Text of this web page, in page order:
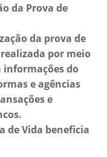
da Prova de
da prova de
por meio
informações do
e agências
e
de Vida beneficia